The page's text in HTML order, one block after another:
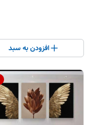
افزودن به سبد